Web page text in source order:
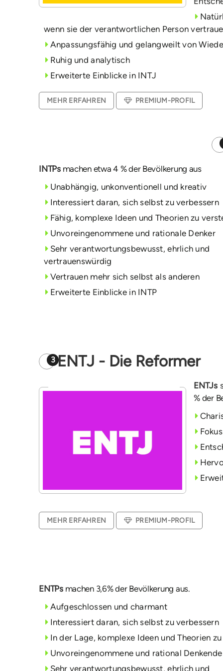
wenn sie der verantwortlichen Person
Anpassungsfähig und gelangweilt von
Ruhig und analytisch
Erweiterte Einblicke in INTJ
MEHR ERFAHREN PREMIUM-PROFIL
INTPsmachen etwa 4 % der Bevölkerung aus
Unabhängig, unkonventionell und kreativ
Interessiert daran, sich selbst zu verbessern
Fähig, komplexe Ideen und Theorien zu
Unvoreingenommene und rationale Denker
Sehr verantwortungsbewusst, ehrlich und
vertrauenswürdig
Vertrauen mehr sich selbst als anderen
Erweiterte Einblicke in INTP
3 ENTJ - Die Reformer
ENTJs
% der
MEHR ERFAHREN PREMIUM-PROFIL
ENTPsmachen 3,6% der Bevölkerung aus.
Aufgeschlossen und charmant
Interessiert daran, sich selbst zu verbessern
In der Lage, komplexe Ideen und Theorien
Unvoreingenommene und rational Denkende
Sehr verantwortungsbewusst, ehrlich und